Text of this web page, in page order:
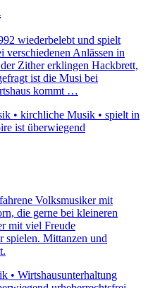
wiederbelebt und spielt
verschiedenen Anlässen in
Zither erklingen Hackbrett,
ist die Musi bei
kommt …
• kirchliche Musik • spielt in
ist überwiegend
Volksmusiker mit
die gerne bei kleineren
mit viel Freude
spielen. Mittanzen und
• Wirtshausunterhaltung